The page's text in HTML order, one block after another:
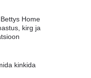
Home
kirg ja
kinkida